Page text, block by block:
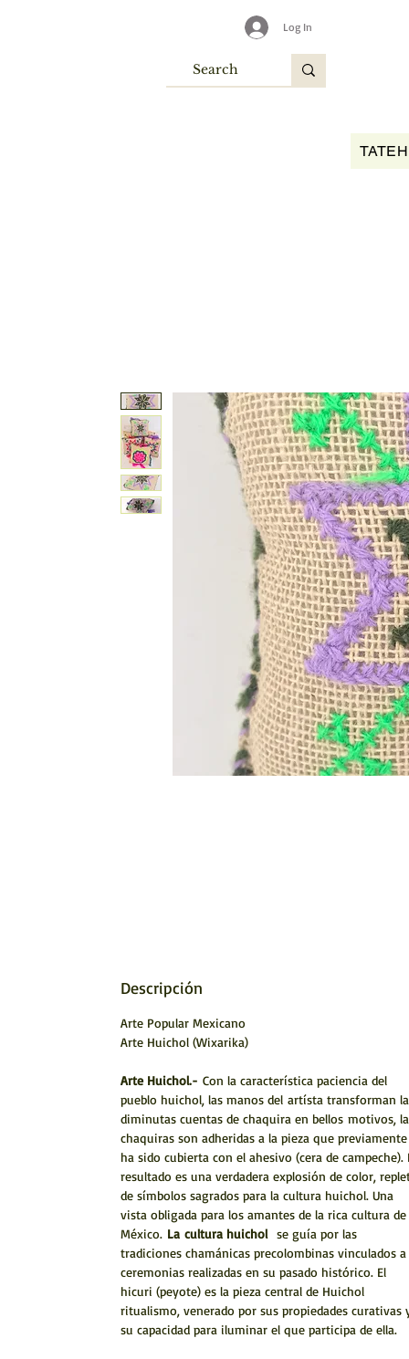
Log In
Descripción
Arte Popular Mexicano
Arte Huichol (Wixarika)
Arte Huichol.- Con la característica paciencia del
pueblo huichol, las manos del artísta transforman
diminutas cuentas de chaquira en bellos motivos,
chaquiras son adheridas a la pieza que previamente
ha sido cubierta con el ahesivo (cera de campeche).
resultado es una verdadera explosión de color,
de símbolos sagrados para la cultura huichol. Una
vista obligada para los amantes de la rica cultura de
México. La cultura huichol se guía por las
tradiciones chamánicas precolombinas vinculados a
ceremonias realizadas en su pasado histórico. El
hicuri (peyote) es la pieza central de Huichol
ritualismo, venerado por sus propiedades curativas
su capacidad para iluminar el que participa de ella.